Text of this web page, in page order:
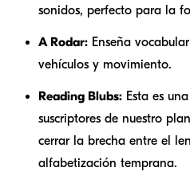
sonidos, perfecto para la
A Rodar: Enseña
vehículos y movimiento.
Reading Blubs: Esta es
suscriptores de nuestro
cerrar la brecha entre el
alfabetización temprana.